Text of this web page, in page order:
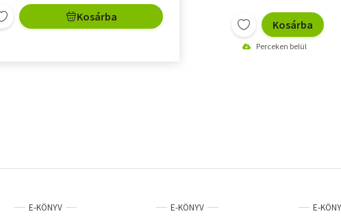
Kosárba
Kosárba
Perceken belül
E-KÖNYV E-KÖNYV E-